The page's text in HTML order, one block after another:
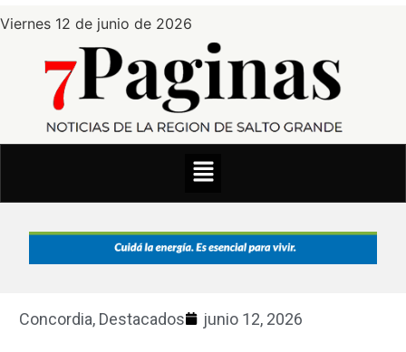
Viernes 12 de junio de 2026
Concordia, Destacados junio 12, 2026